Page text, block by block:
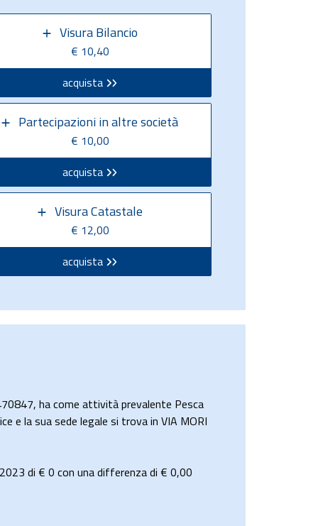
Visura Bilancio
€ 10,40
acquista
Partecipazioni in altre società
€ 10,00
acquista
Visura Catastale
€ 12,00
acquista
ha come attività prevalente Pesca
e la sua sede legale si trova in VIA MORI
di € 0 con una differenza di € 0,00